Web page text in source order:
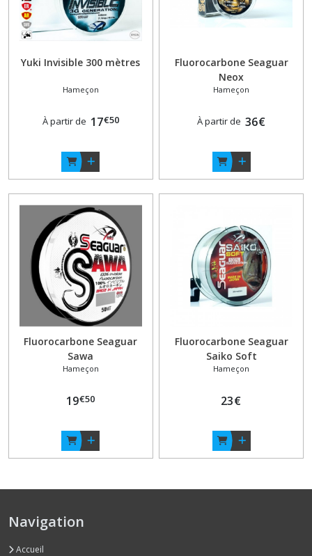
Yuki Invisible 300 mètres
Hameçon
À partir de 17€50
Fluorocarbone Seaguar
Neox
Hameçon
À partir de 36€
Fluorocarbone Seaguar
Sawa
Hameçon
19€50
Fluorocarbone Seaguar
Saiko Soft
Hameçon
23€
Navigation
Accueil